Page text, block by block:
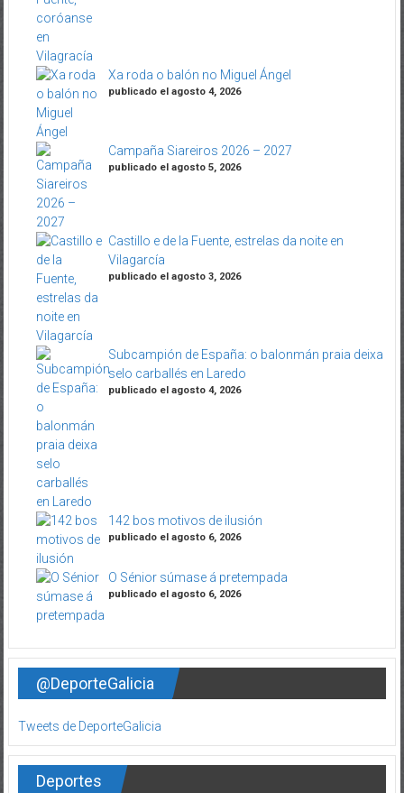
Xa roda o balón no Miguel Ángel
publicado el agosto 4, 2026
Campaña Siareiros 2026 – 2027
publicado el agosto 5, 2026
Castillo e de la Fuente, estrelas da noite en
Vilagarcía
publicado el agosto 3, 2026
Subcampión de España: o balonmán praia deixa
selo carballés en Laredo
publicado el agosto 4, 2026
142 bos motivos de ilusión
publicado el agosto 6, 2026
O Sénior súmase á pretempada
publicado el agosto 6, 2026
@DeporteGalicia
Tweets de DeporteGalicia
Deportes